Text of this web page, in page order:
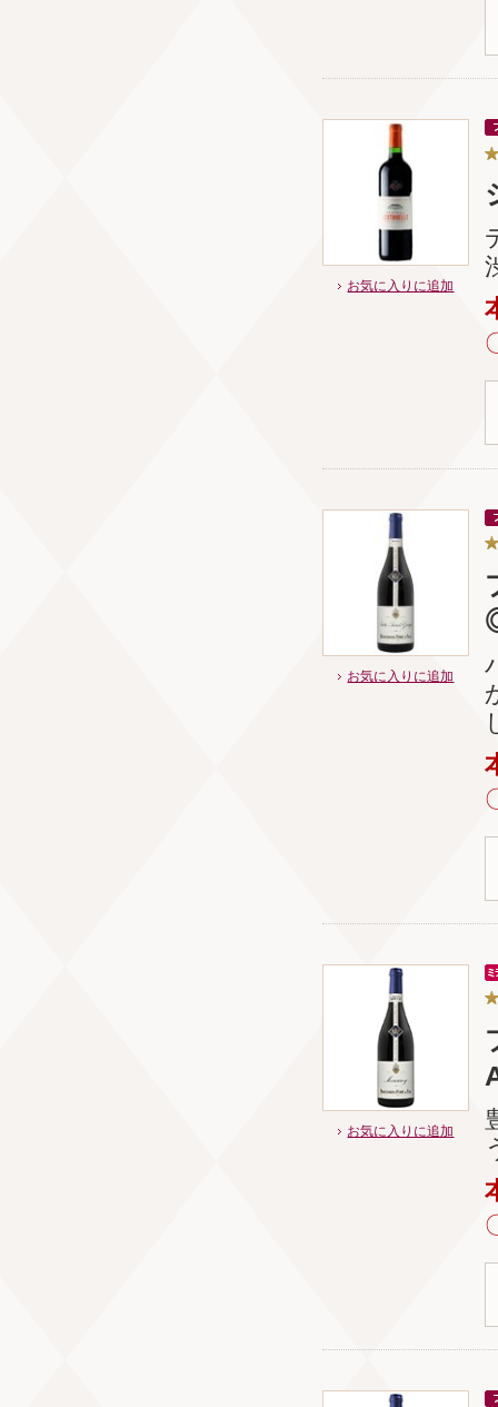
お気に入りに追加
お気に入りに追加
お気に入りに追加